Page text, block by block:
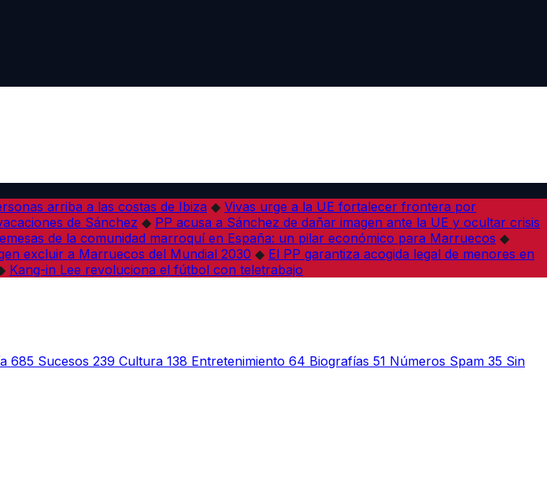
arriba a las costas de Ibiza ◆ Vivas urge a la UE fortalecer frontera por
de Sánchez ◆ PP acusa a Sánchez de dañar imagen ante la UE y ocultar crisis
de la comunidad marroquí en España: un pilar económico para Marruecos ◆
excluir a Marruecos del Mundial 2030 ◆ El PP garantiza acogida legal de menores en
Kang-in Lee revoluciona el fútbol con teletrabajo
685 Sucesos 239 Cultura 138 Entretenimiento 64 Biografías 51 Números Spam 35 Sin